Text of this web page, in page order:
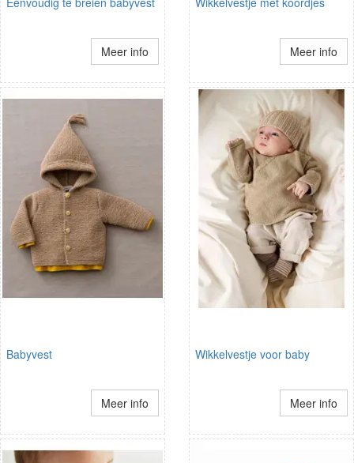
Meer info Meer info
Babyvest
Meer info
Wikkelvestje voor baby
Meer info